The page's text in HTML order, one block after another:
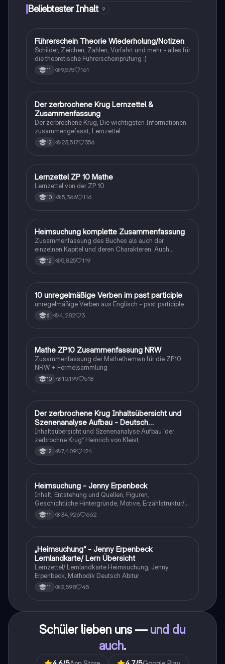
Beliebtester Inhalt 9
Lerntipps
Führerschein Theorie Wiederholung/Notizen
Schilder, Zeichen, Zahlen, Vorfahrt und mehr - alles für
die theoretische Führerscheinprüfung :)
11 9,575 161
Deutsch
Der zerbrochene Krug Lernzettel &
Zusammenfassung
Der zerbrochene Krug, Die wichtigsten Informationen
zusammengefasst, Lernzettel
12 23,517 356
Mathe
Lernzettel ZP 10 Mathe
Lernzettel von der ZP 10
10 5,366 116
Deutsch
Heimsuchung komplette Zusammenfassung
Zusammenfassung des Buches als auch der
einzelnen Kapitel und deren Charakteren. Auch
tabellarisch. Im Unterricht ohne KI erstellt
12 5,825 119
1 Englisch
10 unregelmäßige Verben im past participle
unregelmäßige Verben aus Englisch - past participle
6 4,282 3
Mathe
Mathe ZP10 Zusammenfassung NRW
Zusammenfassung der Mathethemwn für die ZP10
NRW + Formelsammlung
10 10,199 518
Deutsch
Der zerbrochene Krug Inhaltsübersicht und
Szenenanalyse Aufbau - Deutsch
Q1/Q2/Abitur
Inhaltsübersicht und Szenenanalyse Aufbau “der
zerbrochne Krug” Heinrich von Kleist
12 7,409 124
Deutsch
Heimsuchung - Jenny Erpenbeck
Inhalt, Entstehung und Quellen, Figuren,
Geschichtliche Hintergründe, Motive, Erzählstruktur/-
stil 11 34,926 662
Deutsch
„Heimsuchung“ - Jenny Erpenbeck
Lernlandkarte/ Lern Übersicht
Lernzettel/ Lernlandkarte Heimsuchung, Jenny
Erpenbeck, Methodik Deutsch Abitur
11 2,598 45
Schüler lieben uns — und du
auch.